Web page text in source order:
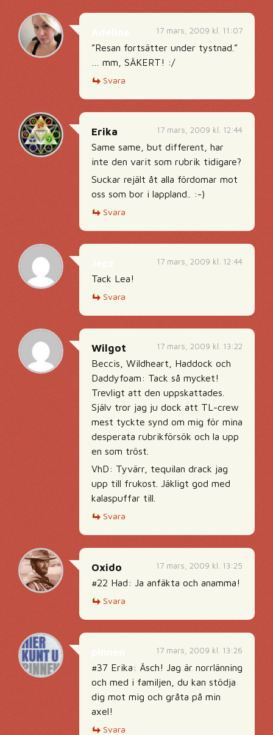
17 mars, 2009 kl. 11:07
”Resan fortsätter under tystnad.”
… mm, SÄKERT! :/
Svara
17 mars, 2009 kl. 12:44
Erika
Same same, but different, har
inte den varit som rubrik tidigare?
Suckar rejält åt alla fördomar mot
oss som bor i lappland.. :-)
Svara
17 mars, 2009 kl. 12:44
Tack Lea!
Svara
17 mars, 2009 kl. 13:22
Wilgot
Beccis, Wildheart, Haddock och
Daddyfoam: Tack så mycket!
Trevligt att den uppskattades.
Själv tror jag ju dock att TL-crew
mest tyckte synd om mig för mina
desperata rubrikförsök och la upp
en som tröst.
VhD: Tyvärr, tequilan drack jag
upp till frukost. Jäkligt god med
kalaspuffar till.
Svara
17 mars, 2009 kl. 13:25
Oxido
#22 Had: Ja anfäkta och anamma!
Svara
17 mars, 2009 kl. 13:26
#37 Erika: Äsch! Jag är norrlänning
och med i familjen, du kan stödja
dig mot mig och gråta på min
axel!
Svara